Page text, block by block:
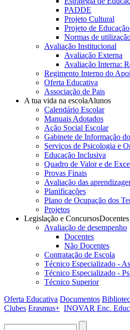
PADDE
Projeto Cultural
Projeto de
Normas de
Avaliação Institucional
Avaliação Externa
Avaliação Interna:
Regimento Interno do
Oferta Educativa
Associação de Pais
A tua vida na escolaAlunos
Calendário Escolar
Manuais Adotados
Ação Social Escolar
Gabinete de Informação
Serviços de Psicologia e
Educação Inclusiva
Quadro de Valor e de
Provas Finais
Avaliação das
Planificações
Plano de Ocupação dos
Projetos
Legislação e Concursos
Avaliação de desempenho
Docentes
Não Docentes
Contratação de Escola
Técnico Especializado -
Técnico Especializado -
Técnico Superior
Oferta Educativa Documentos
Clubes Erasmus+ INOVAR Enc.
Procurar